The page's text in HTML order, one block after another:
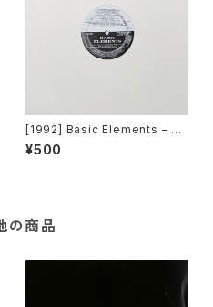
[1992] Basic Elements – T-
E-C-H-N-O [Pantera Recor
ds]
¥500
の商品